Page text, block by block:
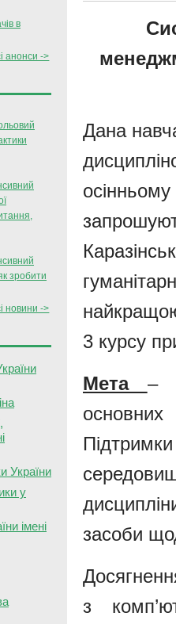
Дана
3 курсу
Мета –
засоби
з
в
анонси ->
зробити
новини ->
України
у
імені